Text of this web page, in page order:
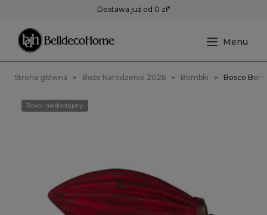
Dostawa już od 0 zł*
Strona główna Boże Narodzenie 2026 Bombki Bosco
Towar niedostępny